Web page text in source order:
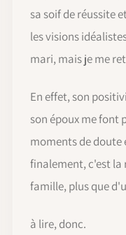
sa soif de réussite
les visions
mari, mais je me
En effet, son
son époux me font
moments de doute
finalement, c'est la
famille, plus que
à lire, donc.